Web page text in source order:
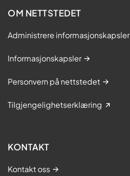
OM NETTSTEDET
Administrere informasjonskapsler
Informasjonskapsler
Personvern på nettstedet
Tilgjengelighetserklæring
KONTAKT
Kontakt oss